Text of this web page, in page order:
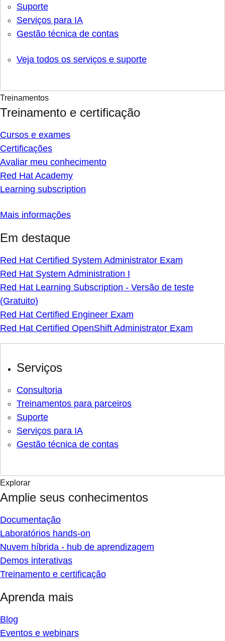
Suporte
Serviços para IA
Gestão técnica de contas
Veja todos os serviços e suporte
Treinamentos
Treinamento e certificação
Cursos e exames
Certificações
Avaliar meu conhecimento
Red Hat Academy
Learning subscription
Mais informações
Em destaque
Red Hat Certified System Administrator Exam
Red Hat System Administration I
Red Hat Learning Subscription - Versão de teste
(Gratuito)
Red Hat Certified Engineer Exam
Red Hat Certified OpenShift Administrator Exam
Serviços
Consultoria
Treinamentos para parceiros
Suporte
Serviços para IA
Gestão técnica de contas
Explorar
Amplie seus conhecimentos
Documentação
Laboratórios hands-on
Nuvem híbrida - hub de aprendizagem
Demos interativas
Treinamento e certificação
Aprenda mais
Blog
Eventos e webinars